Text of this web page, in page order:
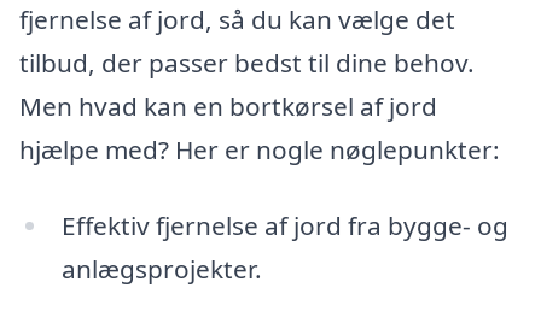
fjernelse af jord, så du kan vælge det
tilbud, der passer bedst til dine behov.
Men hvad kan en bortkørsel af jord
hjælpe med? Her er nogle nøglepunkter:
Effektiv fjernelse af jord fra bygge- og
anlægsprojekter.